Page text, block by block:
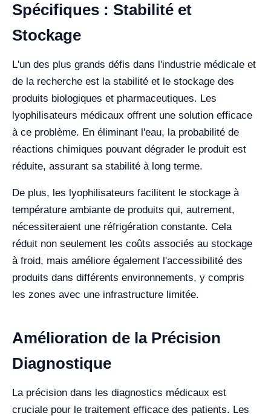
Spécifiques : Stabilité et
Stockage
L'un des plus grands défis dans l'industrie médicale et
de la recherche est la stabilité et le stockage des
produits biologiques et pharmaceutiques. Les
lyophilisateurs médicaux offrent une solution efficace
à ce problème. En éliminant l'eau, la probabilité de
réactions chimiques pouvant dégrader le produit est
réduite, assurant sa stabilité à long terme.
De plus, les lyophilisateurs facilitent le stockage à
température ambiante de produits qui, autrement,
nécessiteraient une réfrigération constante. Cela
réduit non seulement les coûts associés au stockage
à froid, mais améliore également l'accessibilité des
produits dans différents environnements, y compris
les zones avec une infrastructure limitée.
Amélioration de la Précision
Diagnostique
La précision dans les diagnostics médicaux est
cruciale pour le traitement efficace des patients. Les